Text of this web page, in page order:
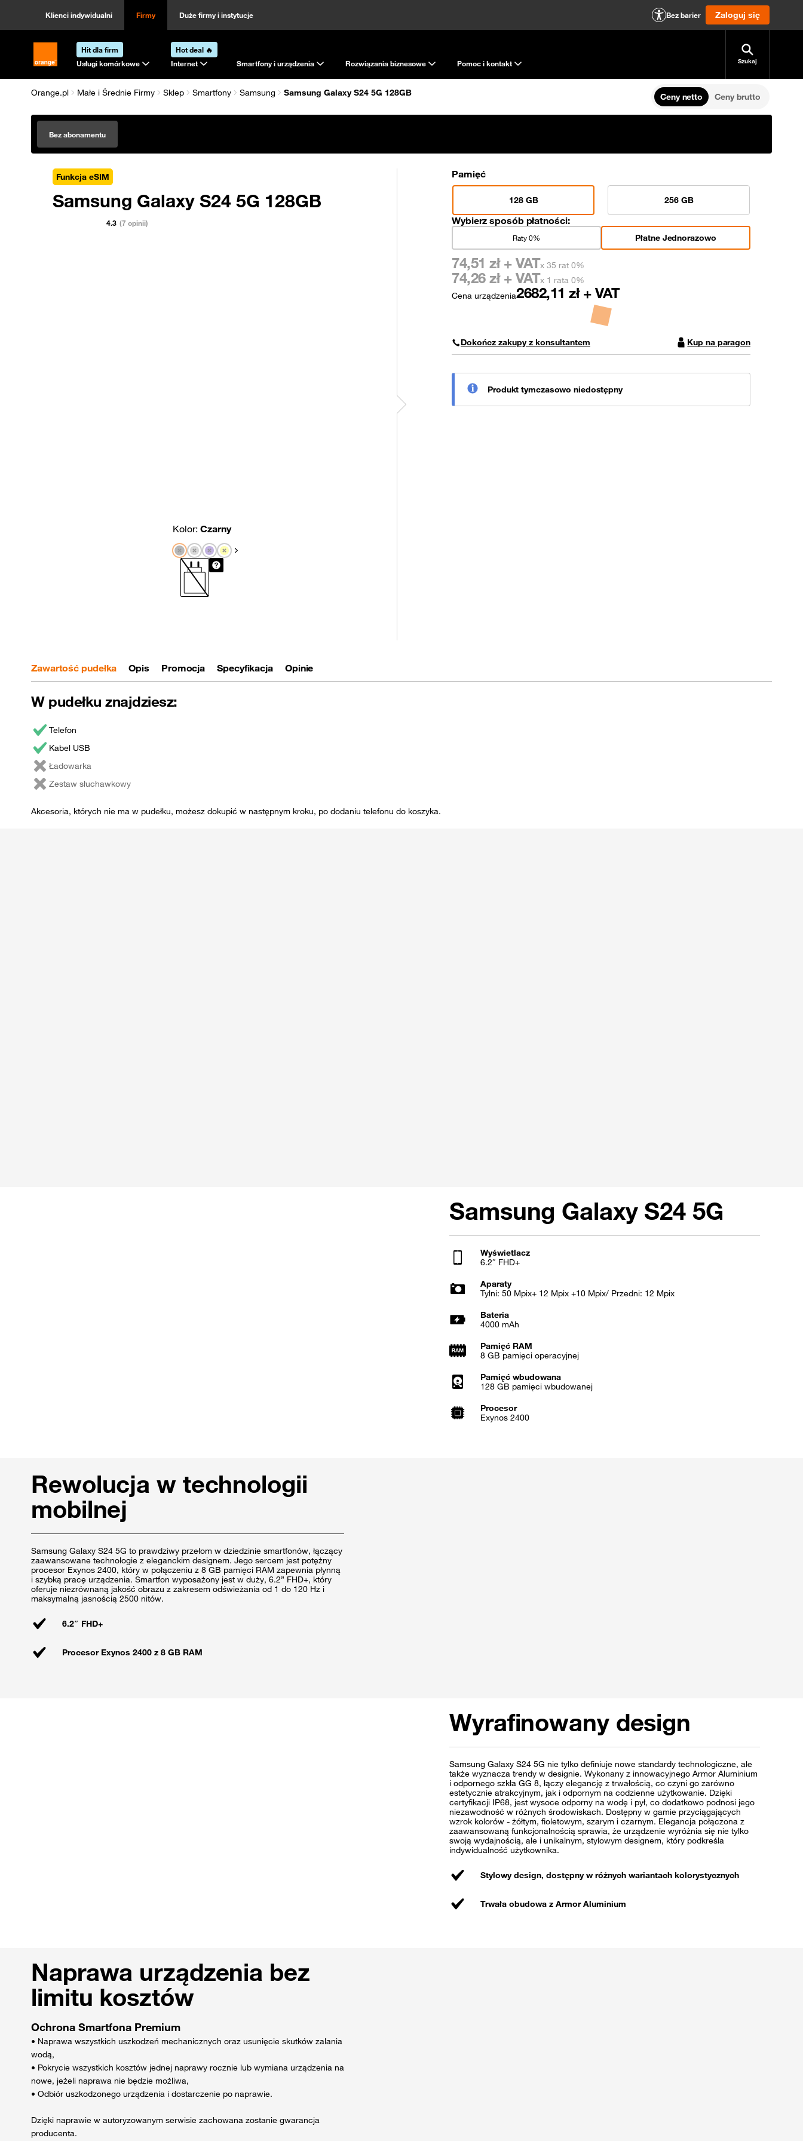
Klienci indywidualni Firmy Duże firmy i instytucje Bez barier Zaloguj się
Strona główna Orange.pl
Hit dla firm
Usługi komórkowe
Hot deal 🔥
Internet
Smartfony i urządzenia Rozwiązania biznesowe Pomoc i kontakt Szukaj
Orange.pl Małe i Średnie Firmy Sklep Smartfony Samsung Samsung Galaxy S24 5G 128GB Ceny netto Ceny brutto
Bez abonamentu
Funkcja eSIM
Samsung Galaxy S24 5G 128GB
4.3 (7 opinii)
Kolor: Czarny
Pokaż następny
Pamięć
128 GB 256 GB
Wybierz sposób płatności:
Płatne Jednorazowo
Raty 0%
Cena urządzenia2682,11 zł + VAT
74,51 zł + VATx 35 rat 0%
74,26 zł + VATx 1 rata 0%
Dokończ zakupy z konsultantem Kup na paragon
Produkt tymczasowo niedostępny
Zawartość pudełka Opis Promocja Specyfikacja Opinie
W pudełku znajdziesz:
Telefon
Kabel USB
Ładowarka
Zestaw słuchawkowy
Akcesoria, których nie ma w pudełku, możesz dokupić w następnym kroku, po dodaniu telefonu do koszyka.
Samsung Galaxy S24 5G
Wyświetlacz
6.2″ FHD+
Aparaty
Tylni: 50 Mpix+ 12 Mpix +10 Mpix/ Przedni: 12 Mpix
Bateria
4000 mAh
Pamięć RAM
8 GB pamięci operacyjnej
Pamięć wbudowana
128 GB pamięci wbudowanej
Procesor
Exynos 2400
Rewolucja w technologii
mobilnej
Samsung Galaxy S24 5G to prawdziwy przełom w dziedzinie smartfonów, łączący
zaawansowane technologie z eleganckim designem. Jego sercem jest potężny
procesor Exynos 2400, który w połączeniu z 8 GB pamięci RAM zapewnia płynną
i szybką pracę urządzenia. Smartfon wyposażony jest w duży, 6.2” FHD+, który
oferuje niezrównaną jakość obrazu z zakresem odświeżania od 1 do 120 Hz i
maksymalną jasnością 2500 nitów.
6.2″ FHD+
Procesor Exynos 2400 z 8 GB RAM
Wyrafinowany design
Samsung Galaxy S24 5G nie tylko definiuje nowe standardy technologiczne, ale
także wyznacza trendy w designie. Wykonany z innowacyjnego Armor Aluminium
i odpornego szkła GG 8, łączy elegancję z trwałością, co czyni go zarówno
estetycznie atrakcyjnym, jak i odpornym na codzienne użytkowanie. Dzięki
certyfikacji IP68, jest wysoce odporny na wodę i pył, co dodatkowo podnosi jego
niezawodność w różnych środowiskach. Dostępny w gamie przyciągających
wzrok kolorów - żółtym, fioletowym, szarym i czarnym. Elegancja połączona z
zaawansowaną funkcjonalnością sprawia, że urządzenie wyróżnia się nie tylko
swoją wydajnością, ale i unikalnym, stylowym designem, który podkreśla
indywidualność użytkownika.
Stylowy design, dostępny w różnych wariantach kolorystycznych
Trwała obudowa z Armor Aluminium
Naprawa urządzenia bez
limitu kosztów
Ochrona Smartfona Premium
• Naprawa wszystkich uszkodzeń mechanicznych oraz usunięcie skutków zalania
wodą,
• Pokrycie wszystkich kosztów jednej naprawy rocznie lub wymiana urządzenia na
nowe, jeżeli naprawa nie będzie możliwa,
• Odbiór uszkodzonego urządzenia i dostarczenie po naprawie.
Dzięki naprawie w autoryzowanym serwisie zachowana zostanie gwarancja
producenta.